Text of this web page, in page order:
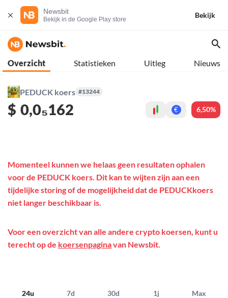
Newsbit
Bekijk in de Google Play store
Bekijk
Overzicht Statistieken Uitleg Nieuws
PEDUCK koers #13244
$ 0,0₅162 € 6,50%
24u 7d 30d 1j Max
Momenteel kunnen we helaas geen resultaten ophalen
voor de PEDUCK koers. Dit kan te wijten zijn aan een
tijdelijke storing of de mogelijkheid dat de PEDUCKkoers
niet langer beschikbaar is.
Voor een overzicht van alle andere crypto koersen, kunt u
terecht op de koersenpaginavan Newsbit.